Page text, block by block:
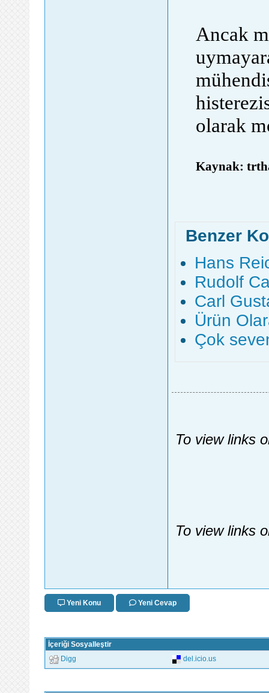
Ancak
olarak
Kaynak:
Benzer
Hans
Rudolf
Carl
Ürün
Çok
To view links
To view links
Yeni Konu Yeni Cevap
İçeriği Sosyalleştir
Digg del.icio.us